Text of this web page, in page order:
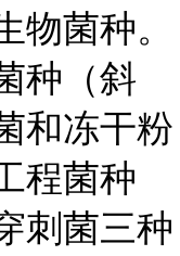
物菌种。
种（斜
和冻干粉
程菌种
刺菌三种